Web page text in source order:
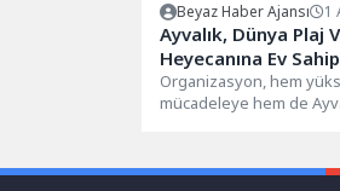
Beyaz Haber Ajansı 1
Ayvalık, Dünya Plaj
Heyecanına Ev
Organizasyon, hem
mücadeleye hem de